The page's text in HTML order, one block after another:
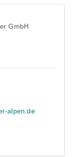
GmbH
alpen.de